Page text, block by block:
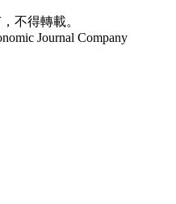
不得轉載。
Journal Company